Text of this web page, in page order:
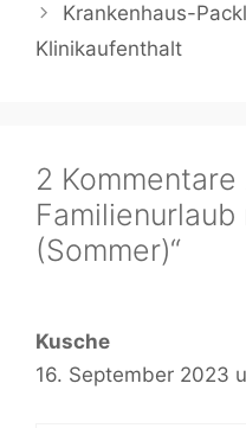
Krankenhaus-
Klinikaufenthalt
2 Kommentare
(Sommer)“
Kusche
16. September 2023